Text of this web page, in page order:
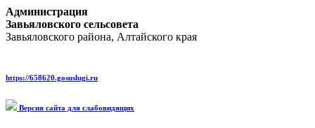
Администрация
Завьяловского сельсовета
Завьяловского района, Алтайского края
https://658620.gosuslugi.ru
Версия сайта для слабовидящих